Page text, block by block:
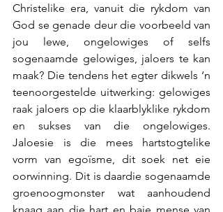
Christelike era, vanuit die rykdom van
God se genade deur die voorbeeld van
jou lewe, ongelowiges of selfs
sogenaamde gelowiges, jaloers te kan
maak? Die tendens het egter dikwels ‘n
teenoorgestelde uitwerking: gelowiges
raak jaloers op die klaarblyklike rykdom
en sukses van die ongelowiges.
Jaloesie is die mees hartstogtelike
vorm van egoïsme, dit soek net eie
oorwinning. Dit is daardie sogenaamde
groenoogmonster wat aanhoudend
knaag aan die hart en baie mense van